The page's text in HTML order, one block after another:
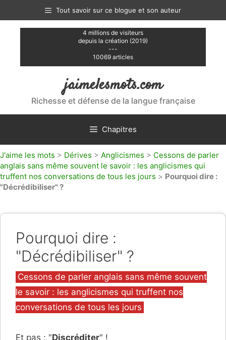
contenu
Tout savoir sur ce blogue et son auteur
4 millions de visiteurs
depuis la création (2019)
---
10069 articles
jaimelesmots.com
Richesse et défense de la langue française
Chapitres
J'aime les mots > Dérives > Anglicismes > Cessons de parler
anglais sans même souvent le savoir : les anglicismes qui
truffent nos conversations de tous les jours > Pourquoi dire :
"Décrédibiliser" ?
Pourquoi dire :
"Décrédibiliser" ?
Catégories
Cessons de parler anglais sans même souvent
le savoir : les anglicismes qui truffent nos
conversations de tous les jours
Et pas : "Discréditer" !